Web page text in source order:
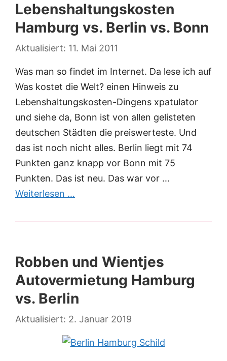
Lebenshaltungskosten
Hamburg vs. Berlin vs. Bonn
11. Mai 2011
Was man so findet im Internet. Da lese ich auf
Was kostet die Welt? einen Hinweis zu
Lebenshaltungskosten-Dingens xpatulator
und siehe da, Bonn ist von allen gelisteten
deutschen Städten die preiswerteste. Und
das ist noch nicht alles. Berlin liegt mit 74
Punkten ganz knapp vor Bonn mit 75
Punkten. Das ist neu. Das war vor …
Weiterlesen …
Robben und Wientjes
Autovermietung Hamburg
vs. Berlin
2. Januar 2019